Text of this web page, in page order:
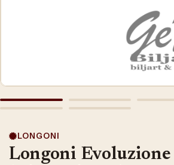
LONGONI
Longoni Evoluzione